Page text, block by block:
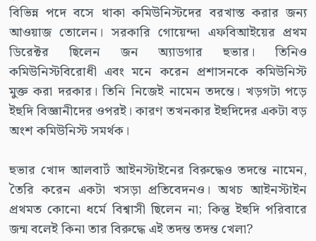
বিভিন্ন পদে বসে থাকা কমিউনিস্টদের বরখাস্ত করার জন্য
আওয়াজ তোলেন। সরকারি গোয়েন্দা এফবিআইয়ের প্রথম
ডিরেক্টর ছিলেন জন অ্যাডগার হুভার। তিনিও
কমিউনিস্টবিরোধী এবং মনে করেন প্রশাসনকে কমিউনিস্ট
মুক্ত করা দরকার। তিনি নিজেই নামেন তদন্তে। খড়গটা পড়ে
ইহুদি বিজ্ঞানীদের ওপরই। কারণ তখনকার ইহুদিদের একটা বড়
অংশ কমিউনিস্ট সমর্থক।
হুভার খোদ আলবার্ট আইনস্টাইনের বিরুদ্ধেও তদন্তে নামেন,
তৈরি করেন একটা খসড়া প্রতিবেদনও। অথচ আইনস্টাইন
প্রথমত কোনো ধর্মে বিশ্বাসী ছিলেন না; কিন্তু ইহুদি পরিবারে
জন্ম বলেই কিনা তার বিরুদ্ধে এই তদন্ত তদন্ত খেলা?